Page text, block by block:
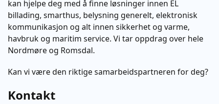
kan hjelpe deg med å finne løsninger innen EL
billading, smarthus, belysning generelt, elektronisk
kommunikasjon og alt innen sikkerhet og varme,
havbruk og maritim service. Vi tar oppdrag over hele
Nordmøre og Romsdal.
Kan vi være den riktige samarbeidspartneren for deg?
Kontakt